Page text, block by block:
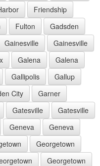
Friendship
Fulton
Gadsden
Gainesville
Gainesville
Galena
Galena
Gallipolis
Gallup
City
Garner
Gatesville
Gatesville
Geneva
Geneva
Georgetown
Georgetown